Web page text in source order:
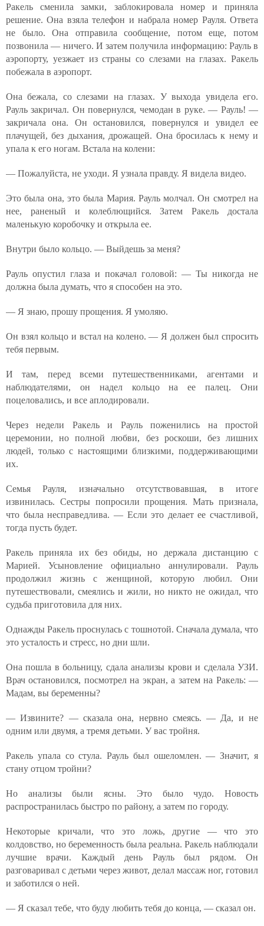
Ракель сменила замки, заблокировала номер и приняла
решение. Она взяла телефон и набрала номер Рауля. Ответа
не было. Она отправила сообщение, потом еще, потом
позвонила — ничего. И затем получила информацию: Рауль в
аэропорту, уезжает из страны со слезами на глазах. Ракель
побежала в аэропорт.
Она бежала, со слезами на глазах. У выхода увидела его.
Рауль закричал. Он повернулся, чемодан в руке. — Рауль! —
закричала она. Он остановился, повернулся и увидел ее
плачущей, без дыхания, дрожащей. Она бросилась к нему и
упала к его ногам. Встала на колени:
— Пожалуйста, не уходи. Я узнала правду. Я видела видео.
Это была она, это была Мария. Рауль молчал. Он смотрел на
нее, раненый и колеблющийся. Затем Ракель достала
маленькую коробочку и открыла ее.
Внутри было кольцо. — Выйдешь за меня?
Рауль опустил глаза и покачал головой: — Ты никогда не
должна была думать, что я способен на это.
— Я знаю, прошу прощения. Я умоляю.
Он взял кольцо и встал на колено. — Я должен был спросить
тебя первым.
И там, перед всеми путешественниками, агентами и
наблюдателями, он надел кольцо на ее палец. Они
поцеловались, и все аплодировали.
Через недели Ракель и Рауль поженились на простой
церемонии, но полной любви, без роскоши, без лишних
людей, только с настоящими близкими, поддерживающими
их.
Семья Рауля, изначально отсутствовавшая, в итоге
извинилась. Сестры попросили прощения. Мать признала,
что была несправедлива. — Если это делает ее счастливой,
тогда пусть будет.
Ракель приняла их без обиды, но держала дистанцию с
Марией. Усыновление официально аннулировали. Рауль
продолжил жизнь с женщиной, которую любил. Они
путешествовали, смеялись и жили, но никто не ожидал, что
судьба приготовила для них.
Однажды Ракель проснулась с тошнотой. Сначала думала, что
это усталость и стресс, но дни шли.
Она пошла в больницу, сдала анализы крови и сделала УЗИ.
Врач остановился, посмотрел на экран, а затем на Ракель: —
Мадам, вы беременны?
— Извините? — сказала она, нервно смеясь. — Да, и не
одним или двумя, а тремя детьми. У вас тройня.
Ракель упала со стула. Рауль был ошеломлен. — Значит, я
стану отцом тройни?
Но анализы были ясны. Это было чудо. Новость
распространилась быстро по району, а затем по городу.
Некоторые кричали, что это ложь, другие — что это
колдовство, но беременность была реальна. Ракель наблюдали
лучшие врачи. Каждый день Рауль был рядом. Он
разговаривал с детьми через живот, делал массаж ног, готовил
и заботился о ней.
— Я сказал тебе, что буду любить тебя до конца, — сказал он.